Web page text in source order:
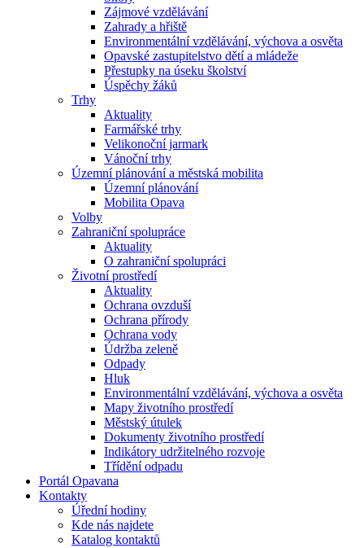
Zájmové vzdělávání
Zahrady a hřiště
Environmentální vzdělávání, výchova a osvěta
Opavské zastupitelstvo dětí a mládeže
Přestupky na úseku školství
Úspěchy žáků
Trhy
Aktuality
Farmářské trhy
Velikonoční jarmark
Vánoční trhy
Územní plánování a městská mobilita
Územní plánování
Mobilita Opava
Volby
Zahraniční spolupráce
Aktuality
O zahraniční spolupráci
Životní prostředí
Aktuality
Ochrana ovzduší
Ochrana přírody
Ochrana vody
Údržba zeleně
Odpady
Hluk
Environmentální vzdělávání, výchova a osvěta
Mapy životního prostředí
Městský útulek
Dokumenty životního prostředí
Indikátory udržitelného rozvoje
Třídění odpadu
Portál Opavana
Kontakty
Úřední hodiny
Kde nás najdete
Katalog kontaktů